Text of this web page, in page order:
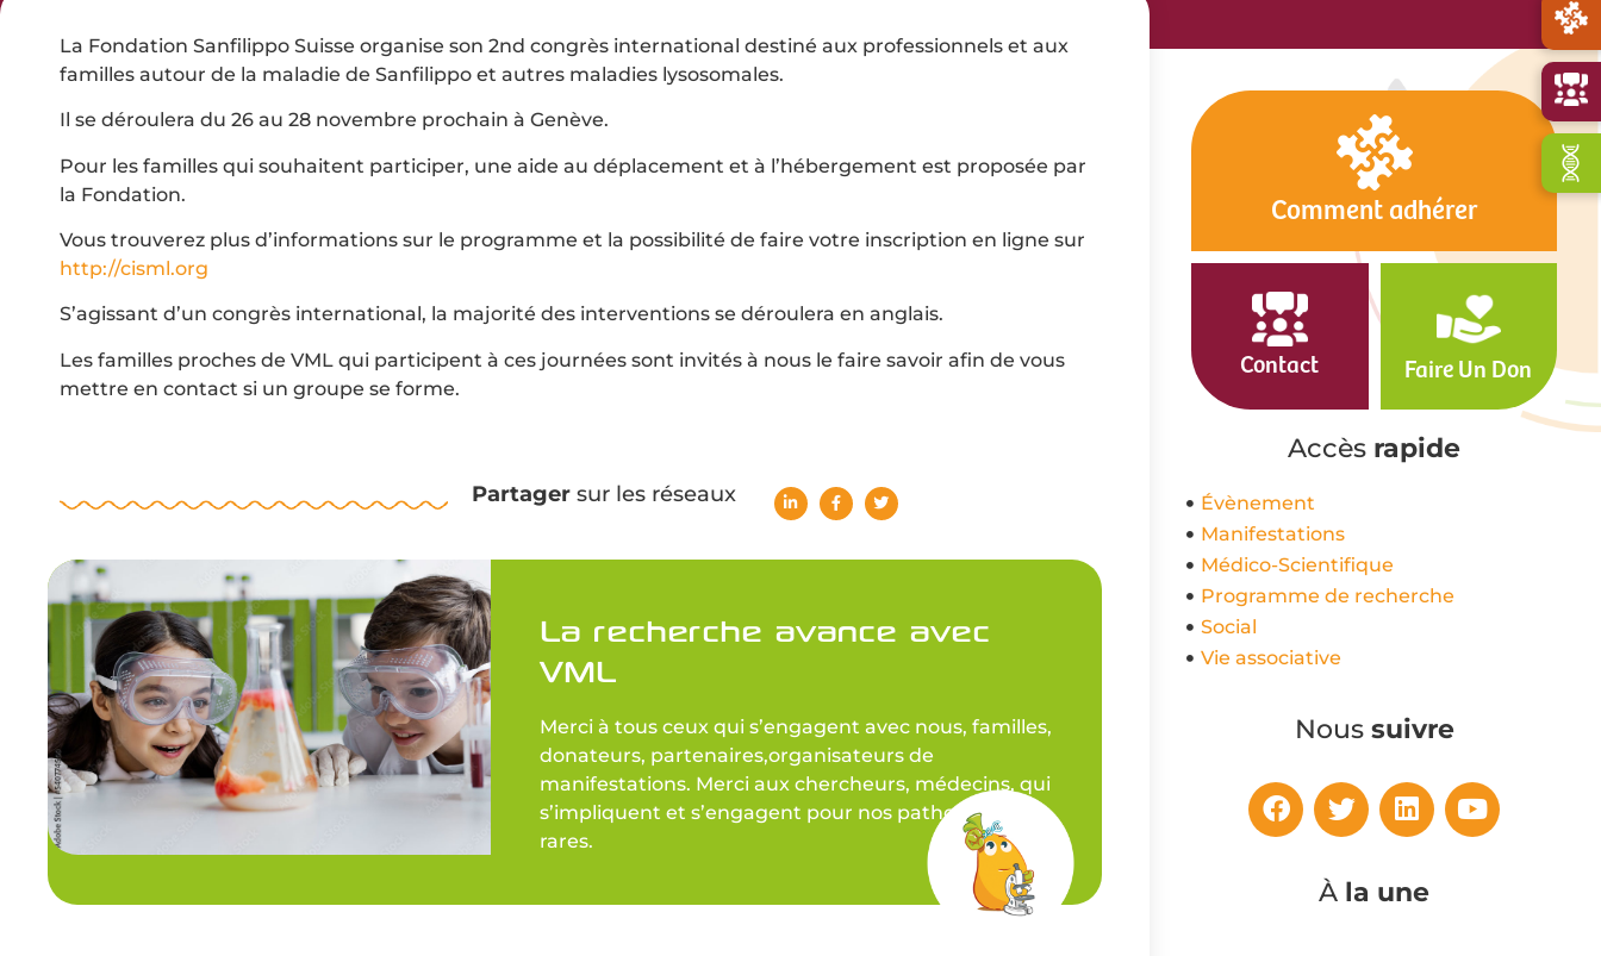
La Fondation Sanfilippo Suisse organise son 2nd congrès international destiné aux professionnels et aux
familles autour de la maladie de Sanfilippo et autres maladies lysosomales.
Il se déroulera du 26 au 28 novembre prochain à Genève.
Pour les familles qui souhaitent participer, une aide au déplacement et à l’hébergement est proposée par
la Fondation.
Vous trouverez plus d’informations sur le programme et la possibilité de faire votre inscription en ligne sur
http://cisml.org
S’agissant d’un congrès international, la majorité des interventions se déroulera en anglais.
Les familles proches de VML qui participent à ces journées sont invités à nous le faire savoir afin de vous
mettre en contact si un groupe se forme.
Partagersur les réseaux
La recherche avance avec
VML
Merci à tous ceux qui s’engagent avec nous, familles,
donateurs, partenaires,organisateurs de
manifestations. Merci aux chercheurs, médecins, qui
s’impliquent et s’engagent pour nos pathologies
rares.
Comment adhérer
Contact Faire Un Don
Accès rapide
Évènement
Manifestations
Médico-Scientifique
Programme de recherche
Social
Vie associative
Nous suivre
À la une